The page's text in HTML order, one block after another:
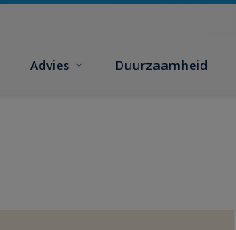
Advies Duurzaamheid